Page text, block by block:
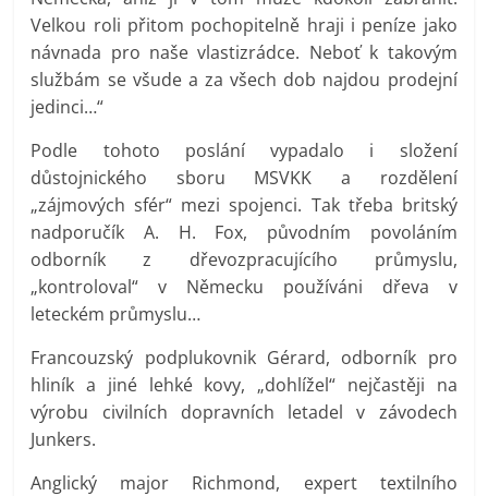
Velkou roli přitom pochopitelně hraji i peníze jako
návnada pro naše vlastizrádce. Neboť k takovým
službám se všude a za všech dob najdou prodejní
jedinci…“
Podle tohoto poslání vypadalo i složení
důstojnického sboru MSVKK a rozdělení
„zájmových sfér“ mezi spojenci. Tak třeba britský
nadporučík A. H. Fox, původním povoláním
odborník z dřevozpracujícího průmyslu,
„kontroloval“ v Německu používáni dřeva v
leteckém průmyslu…
Francouzský podplukovnik Gérard, odborník pro
hliník a jiné lehké kovy, „dohlížel“ nejčastěji na
výrobu civilních dopravních letadel v závodech
Junkers.
Anglický major Richmond, expert textilního